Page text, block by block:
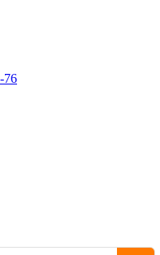
76